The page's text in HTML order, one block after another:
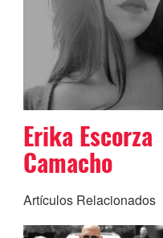
Erika Escorza
Camacho
Artículos Relacionados